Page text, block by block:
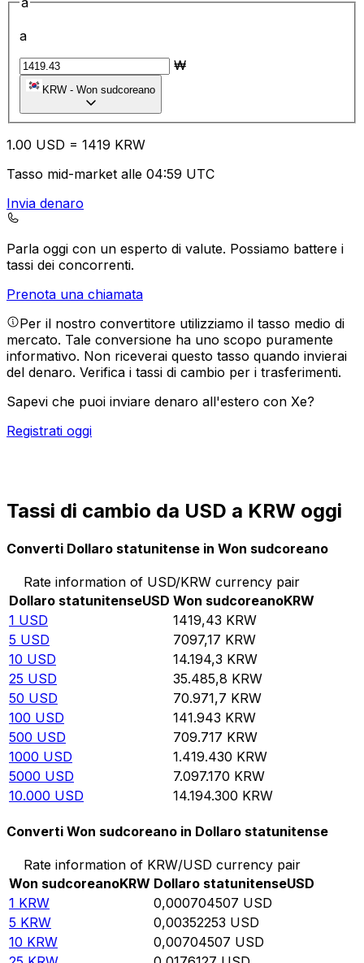
a
₩
KRW - Won sudcoreano
1.00 USD = 1419 KRW
Tasso mid-market alle 04:59 UTC
Invia denaro
Parla oggi con un esperto di valute. Possiamo battere i
tassi dei concorrenti.
Prenota una chiamata
Per il nostro convertitore utilizziamo il tasso medio di
mercato. Tale conversione ha uno scopo puramente
informativo. Non riceverai questo tasso quando invierai
del denaro. Verifica i tassi di cambio per i trasferimenti.
Sapevi che puoi inviare denaro all'estero con Xe?
Registrati oggi
Tassi di cambio da USD a KRW oggi
Converti Dollaro statunitense in Won sudcoreano
Rate information of USD/KRW currency pair
Dollaro statunitenseUSD Won sudcoreanoKRW
1 USD 1419,43 KRW
5 USD 7097,17 KRW
10 USD 14.194,3 KRW
25 USD 35.485,8 KRW
50 USD 70.971,7 KRW
100 USD 141.943 KRW
500 USD 709.717 KRW
1000 USD 1.419.430 KRW
5000 USD 7.097.170 KRW
10.000 USD 14.194.300 KRW
Converti Won sudcoreano in Dollaro statunitense
Rate information of KRW/USD currency pair
Won sudcoreanoKRW Dollaro statunitenseUSD
1 KRW 0,000704507 USD
5 KRW 0,00352253 USD
10 KRW 0,00704507 USD